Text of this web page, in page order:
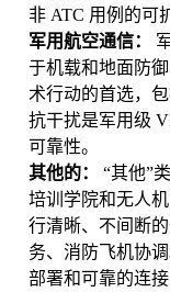
非 ATC 用例的可
军用航空通信：
于机载和地面防
术行动的首选，
抗干扰是军用级
可靠性。
其他的： “其他”
培训学院和无人
行清晰、不间断
务、消防飞机协
部署和可靠的连接